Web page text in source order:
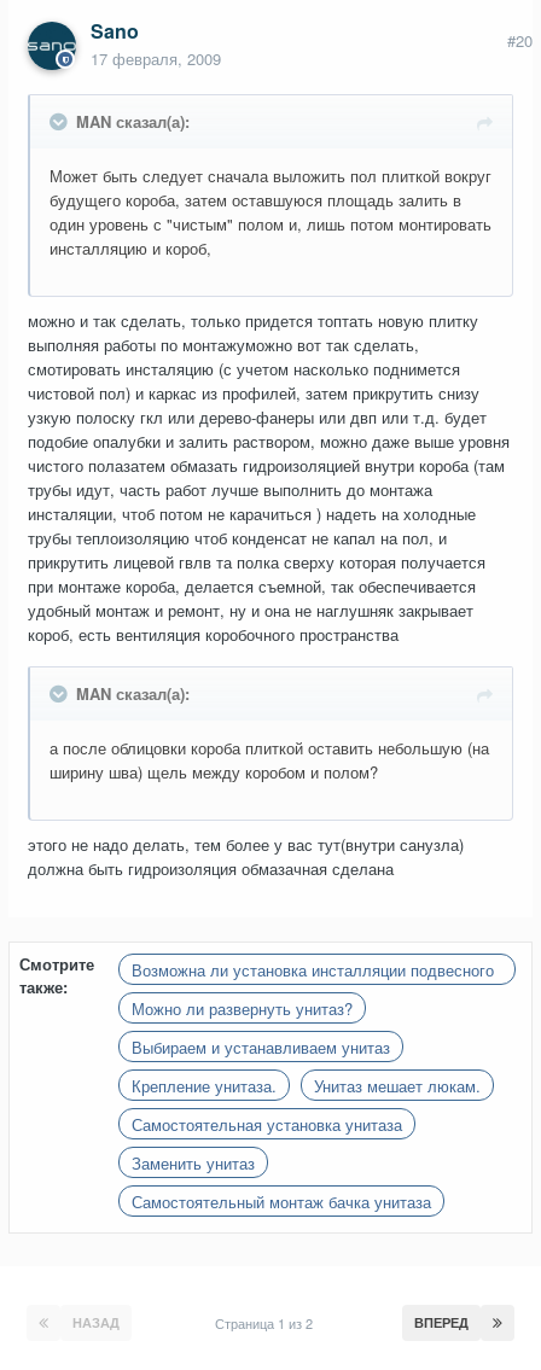
Sano
17 февраля, 2009
#20
MAN сказал(а):
Может быть следует сначала выложить пол плиткой вокруг
будущего короба, затем оставшуюся площадь залить в
один уровень с "чистым" полом и, лишь потом монтировать
инсталляцию и короб,
можно и так сделать, только придется топтать новую плитку
выполняя работы по монтажуможно вот так сделать,
смотировать инсталяцию (с учетом насколько поднимется
чистовой пол) и каркас из профилей, затем прикрутить снизу
узкую полоску гкл или дерево-фанеры или двп или т.д. будет
подобие опалубки и залить раствором, можно даже выше уровня
чистого полазатем обмазать гидроизоляцией внутри короба (там
трубы идут, часть работ лучше выполнить до монтажа
инсталяции, чтоб потом не карачиться ) надеть на холодные
трубы теплоизоляцию чтоб конденсат не капал на пол, и
прикрутить лицевой гвлв та полка сверху которая получается
при монтаже короба, делается съемной, так обеспечивается
удобный монтаж и ремонт, ну и она не наглушняк закрывает
короб, есть вентиляция коробочного пространства
MAN сказал(а):
а после облицовки короба плиткой оставить небольшую (на
ширину шва) щель между коробом и полом?
этого не надо делать, тем более у вас тут(внутри санузла)
должна быть гидроизоляция обмазачная сделана
Смотрите
также:
Возможна ли установка инсталляции подвесного
унитаза на стену, уложенную кафелем?
Можно ли развернуть унитаз?
Выбираем и устанавливаем унитаз
Крепление унитаза.
Унитаз мешает люкам.
Самостоятельная установка унитаза
Заменить унитаз
Самостоятельный монтаж бачка унитаза
НАЗАД ВПЕРЕД
Страница 1 из 2